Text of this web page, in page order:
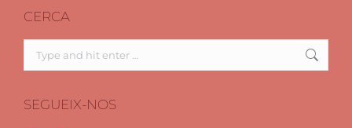
CERCA
SEGUEIX-NOS